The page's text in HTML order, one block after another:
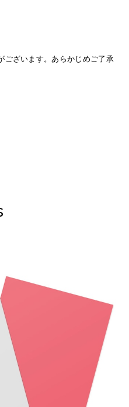
ございます。あらかじめご了承